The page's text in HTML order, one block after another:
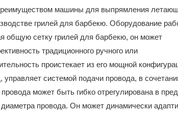
машины для выпрямления
грилей для барбекю. Оборудование
общую сетку грилей для барбекю, он может
традиционного ручного или
проистекает из его мощной
системой подачи провода, в
может быть гибко отрегулирована в
провода. Он может динамически